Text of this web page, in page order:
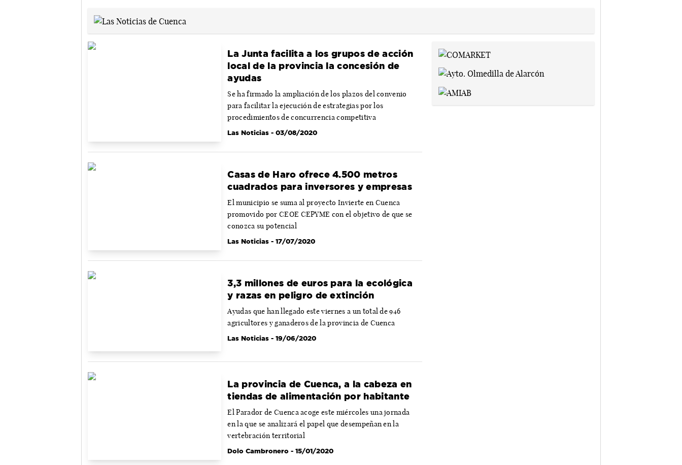
La Junta facilita a los grupos de acción
local de la provincia la concesión de
ayudas
Se ha firmado la ampliación de los plazos del convenio
para facilitar la ejecución de estrategias por los
procedimientos de concurrencia competitiva
Las Noticias - 03/08/2020
Casas de Haro ofrece 4.500 metros
cuadrados para inversores y empresas
El municipio se suma al proyecto Invierte en Cuenca
promovido por CEOE CEPYME con el objetivo de que se
conozca su potencial
Las Noticias - 17/07/2020
3,3 millones de euros para la ecológica
y razas en peligro de extinción
Ayudas que han llegado este viernes a un total de 946
agricultores y ganaderos de la provincia de Cuenca
Las Noticias - 19/06/2020
La provincia de Cuenca, a la cabeza en
tiendas de alimentación por habitante
El Parador de Cuenca acoge este miércoles una jornada
en la que se analizará el papel que desempeñan en la
vertebración territorial
Dolo Cambronero - 15/01/2020